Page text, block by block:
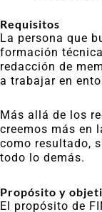
Requisitos
La persona que
formación
redacción de
a trabajar en
Más allá de los
creemos más en
como resultado,
todo lo demás.
Propósito y
El propósito de